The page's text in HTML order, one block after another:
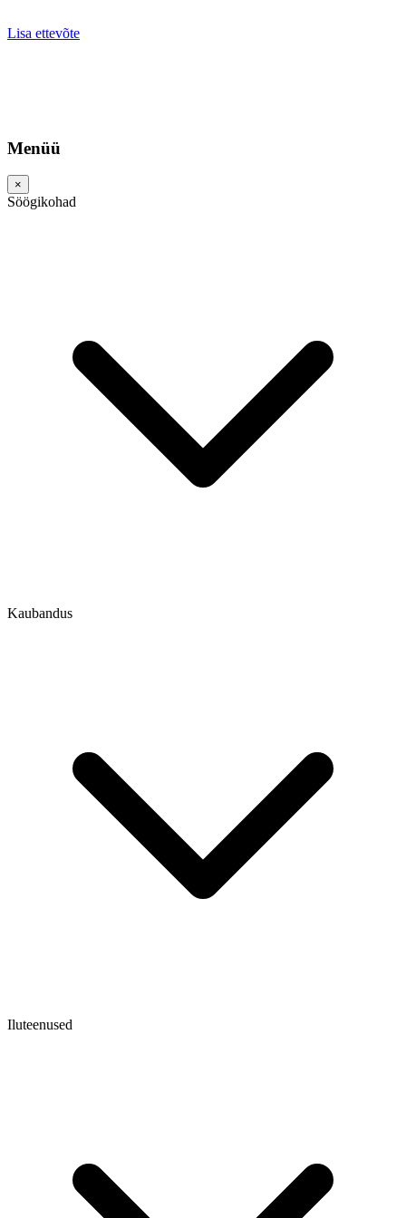
Lisa ettevõte
Menüü
×
Söögikohad
Kaubandus
Iluteenused